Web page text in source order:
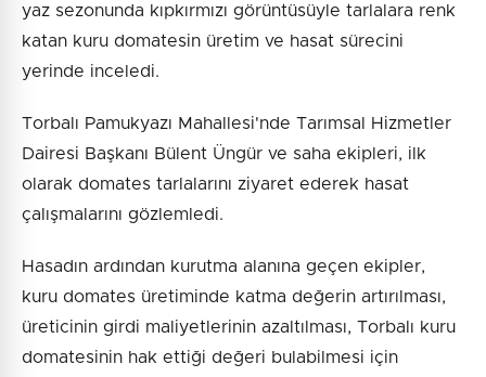
yaz sezonunda kıpkırmızı görüntüsüyle tarlalara renk
katan kuru domatesin üretim ve hasat sürecini
yerinde inceledi.
Torbalı Pamukyazı Mahallesi'nde Tarımsal Hizmetler
Dairesi Başkanı Bülent Üngür ve saha ekipleri, ilk
olarak domates tarlalarını ziyaret ederek hasat
çalışmalarını gözlemledi.
Hasadın ardından kurutma alanına geçen ekipler,
kuru domates üretiminde katma değerin artırılması,
üreticinin girdi maliyetlerinin azaltılması, Torbalı kuru
domatesinin hak ettiği değeri bulabilmesi için